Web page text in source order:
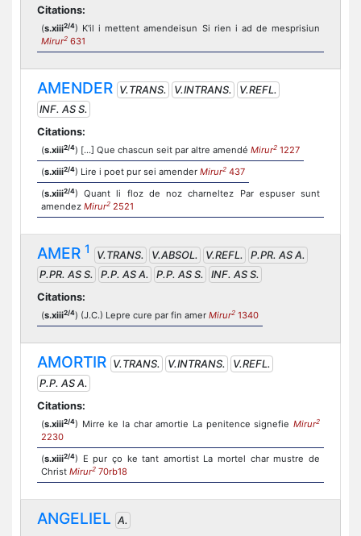
Citations:
(s.xiii2/4) K'il i mettent amendeisun Si rien i ad de mesprisiun
Mirur2 631
AMENDER V.TRANS. V.INTRANS.
V.REFL.
INF. AS S.
Citations:
(s.xiii2/4) [...] Que chascun seit par altre amendé Mirur2 1227
(s.xiii2/4) Lire i poet pur sei amender Mirur2 437
(s.xiii2/4) Quant li floz de noz charneltez Par espuser sunt
amendez Mirur2 2521
AMER 1 V.TRANS. V.ABSOL. V.REFL.
P.PR. AS A.
P.PR. AS S.
P.P. AS A. P.P. AS S.
INF. AS S.
Citations:
(s.xiii2/4) (J.C.) Lepre cure par fin amer Mirur2 1340
AMORTIR V.TRANS. V.INTRANS.
V.REFL.
P.P. AS A.
Citations:
(s.xiii2/4) Mirre ke la char amortie La penitence signefie Mirur2
2230
(s.xiii2/4) E pur ço ke tant amortist La mortel char mustre de
Christ Mirur2 70rb18
ANGELIEL A.